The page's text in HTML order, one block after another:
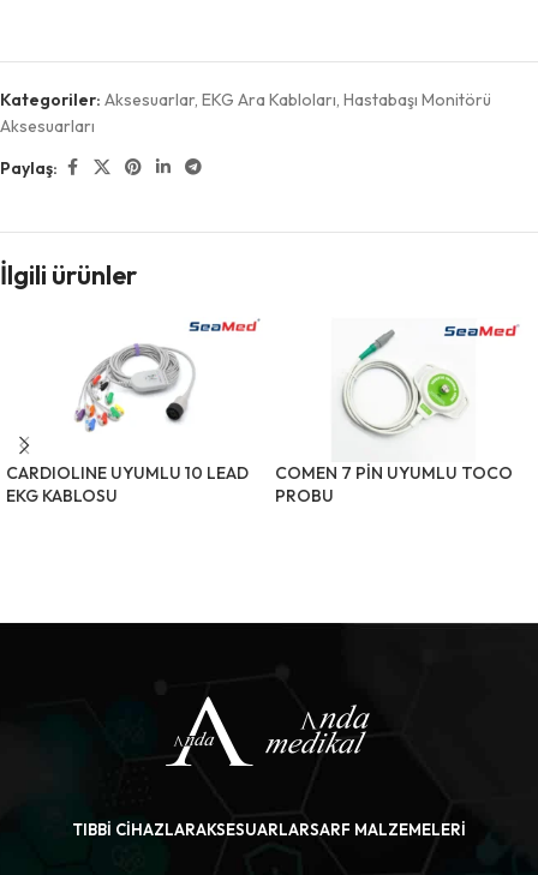
Kategoriler: Aksesuarlar, EKG Ara Kabloları, Hastabaşı Monitörü
Aksesuarları
Paylaş:
İlgili ürünler
CARDIOLINE UYUMLU 10 LEAD
EKG KABLOSU
COMEN 7 PİN UYUMLU TOCO
PROBU
TIBBI CIHAZLARAKSESUARLARSARF MALZEMELERI